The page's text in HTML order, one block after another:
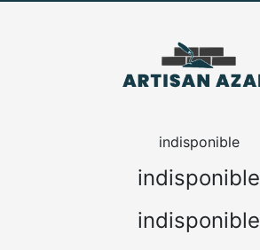
indisponible
indisponible
indisponible